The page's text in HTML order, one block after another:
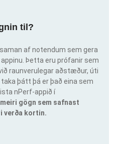
til?
af notendum sem gera
Þetta eru prófanir sem
raunverulegar aðstæður, úti
þátt þá er það eina sem
nPerf-appið í
meiri gögn sem safnast
verða kortin.